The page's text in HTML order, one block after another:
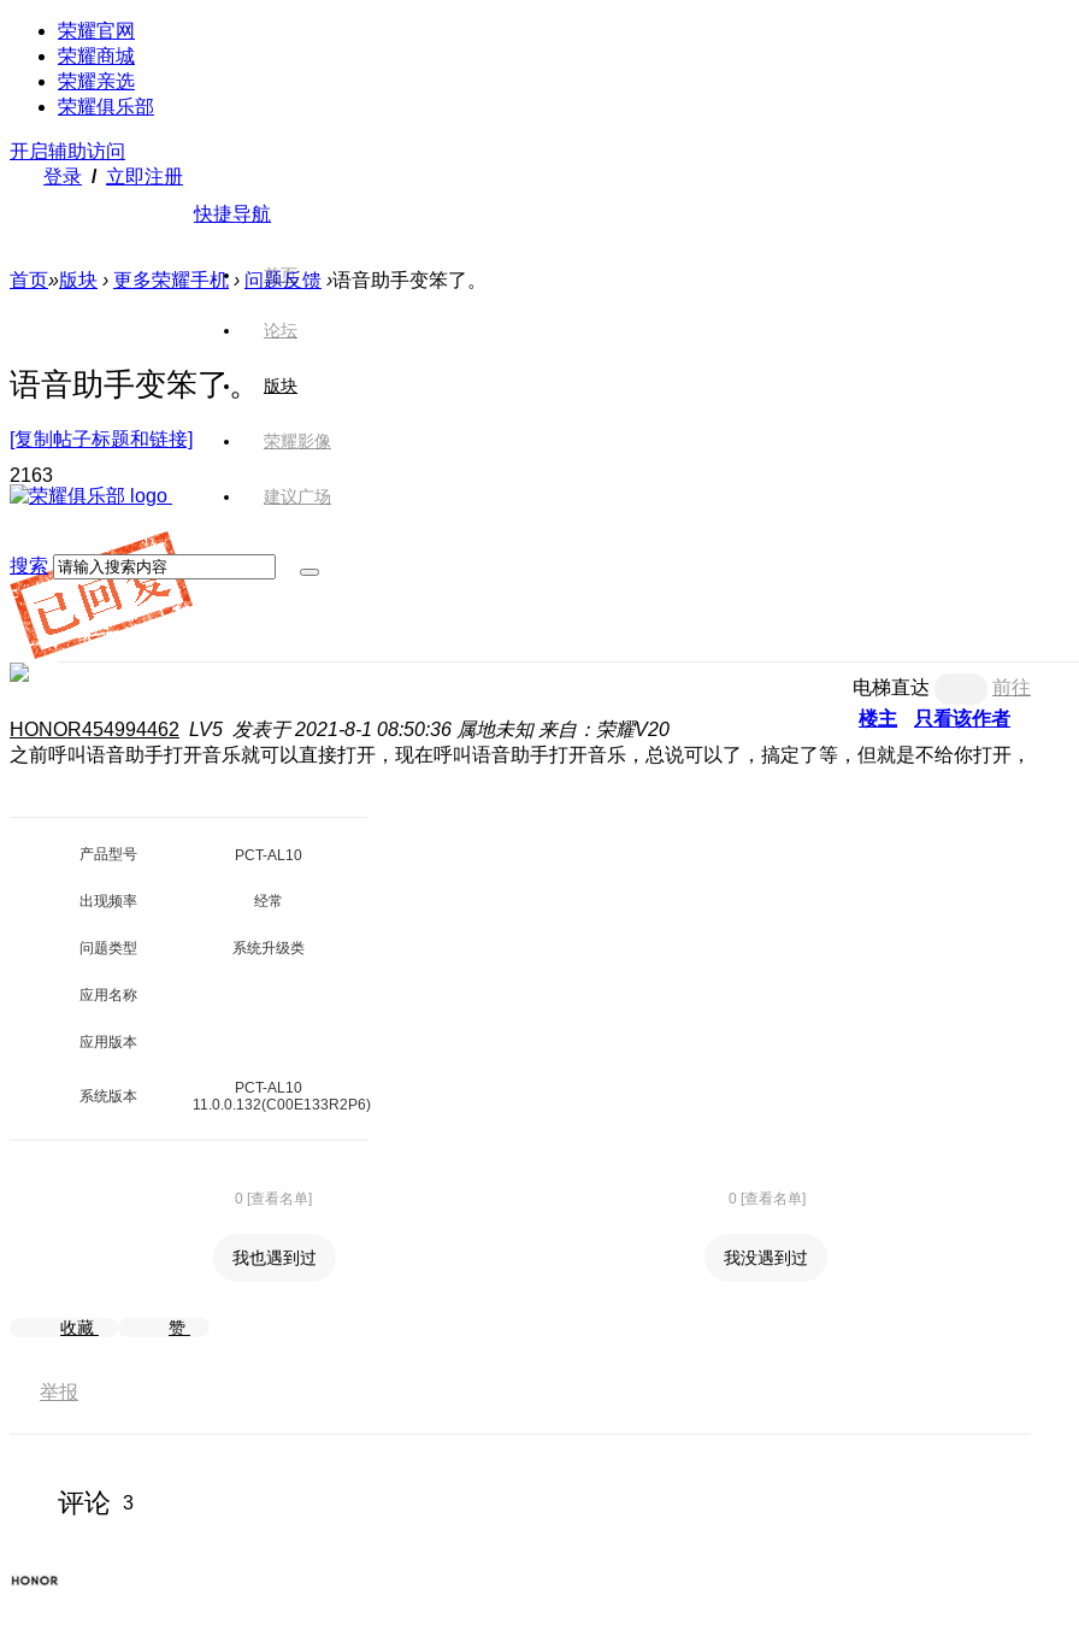
荣耀官网
荣耀商城
荣耀亲选
荣耀俱乐部
开启辅助访问
登录 / 立即注册
快捷导航
首页
论坛
版块
荣耀影像
建议广场
搜索
首页»版块 › 更多荣耀手机 › 问题反馈 ›语音助手变笨了。
语音助手变笨了。
[复制帖子标题和链接]
2163
电梯直达
前往
楼主
只看该作者
HONOR454994462 LV5 发表于 2021-8-1 08:50:36 属地未知 来自：荣耀V20
之前呼叫语音助手打开音乐就可以直接打开，现在呼叫语音助手打开音乐，总说可以了，搞定了等，但就是不给你打开，
产品型号 PCT-AL10
出现频率 经常
问题类型 系统升级类
应用名称
应用版本
系统版本
PCT-AL10
11.0.0.132(C00E133R2P6)
0 [查看名单] 0 [查看名单]
我也遇到过 我没遇到过
收藏 赞
举报
评论 3